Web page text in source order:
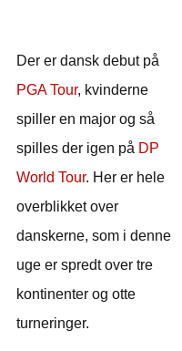
Der er dansk debut på
PGA Tour, kvinderne
spiller en major og så
spilles der igen på DP
World Tour. Her er hele
overblikket over
danskerne, som i denne
uge er spredt over tre
kontinenter og otte
turneringer.